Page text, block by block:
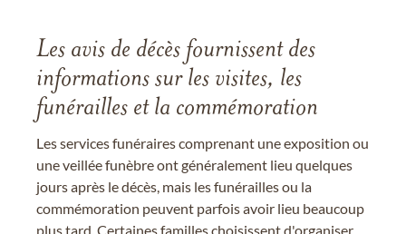
Les avis de décès fournissent des
informations sur les visites, les
funérailles et la commémoration
Les services funéraires comprenant une exposition ou
une veillée funèbre ont généralement lieu quelques
jours après le décès, mais les funérailles ou la
commémoration peuvent parfois avoir lieu beaucoup
plus tard. Certaines familles choisissent d'organiser